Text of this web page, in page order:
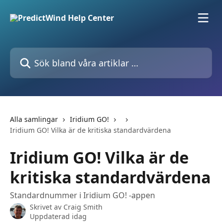
Sök bland våra artiklar …
Alla samlingar
Iridium GO!
Iridium GO! Vilka är de kritiska standardvärdena
Iridium GO! Vilka är de
kritiska standardvärdena
Standardnummer i Iridium GO! -appen
Skrivet av Craig Smith
Uppdaterad idag